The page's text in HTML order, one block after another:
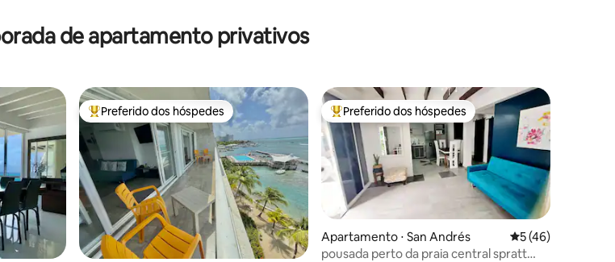
de apartamento privativos
Entre os melhores preferidos dos hóspedes
Preferido dos hóspedes Entre os melhores preferidos dos hóspedes
Preferido dos hóspedes
Apartamento ⋅ San Andrés 5 de uma
5 (46)
pousada perto da praia central spratt